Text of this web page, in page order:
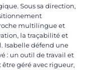
Sous sa direction,
multilingue et
la traçabilité et
Isabelle défend une
: un outil de travail et
géré avec rigueur,